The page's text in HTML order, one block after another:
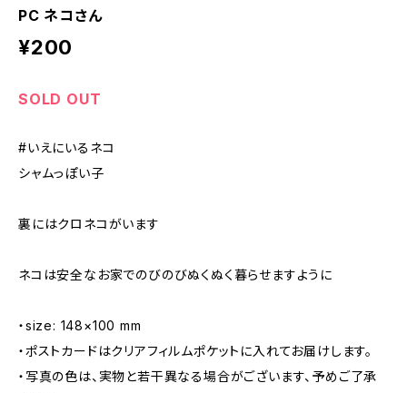
PC ネコさん
¥200
SOLD OUT
#いえにいるネコ
シャムっぽい子
裏にはクロネコがいます
ネコは安全なお家でのびのびぬくぬく暮らせますように
・size: 148×100 mm
・ポストカードはクリアフィルムポケットに入れてお届けします。
・写真の色は、実物と若干異なる場合がございます、予めご了承